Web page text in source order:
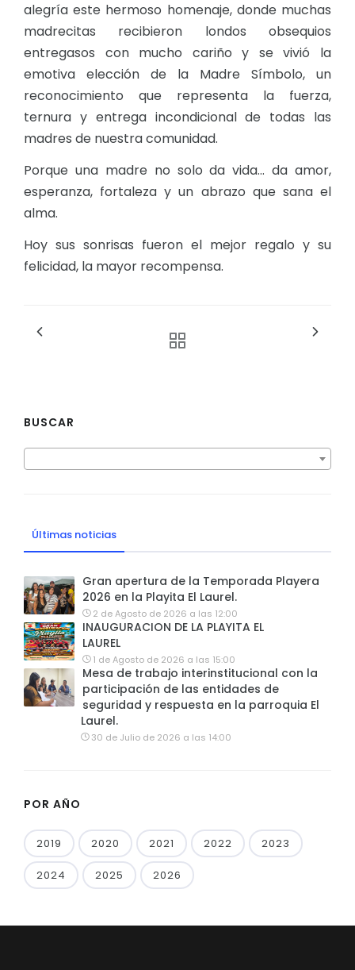
alegría este hermoso homenaje, donde muchas
madrecitas recibieron londos obsequios
entregasos con mucho cariño y se vivió la
emotiva elección de la Madre Símbolo, un
reconocimiento que representa la fuerza,
ternura y entrega incondicional de todas las
madres de nuestra comunidad.
Porque una madre no solo da vida… da amor,
esperanza, fortaleza y un abrazo que sana el
alma.
Hoy sus sonrisas fueron el mejor regalo y su
felicidad, la mayor recompensa.
BUSCAR
Últimas noticias
Gran apertura de la Temporada Playera
2026 en la Playita El Laurel.
2 de Agosto de 2026 a las 12:00
INAUGURACION DE LA PLAYITA EL
LAUREL
1 de Agosto de 2026 a las 15:00
Mesa de trabajo interinstitucional con la
participación de las entidades de
seguridad y respuesta en la parroquia El
Laurel.
30 de Julio de 2026 a las 14:00
POR AÑO
2019 2020 2021 2022 2023
2024 2025 2026